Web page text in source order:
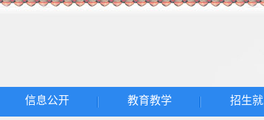
信息公开 教育教学 招生